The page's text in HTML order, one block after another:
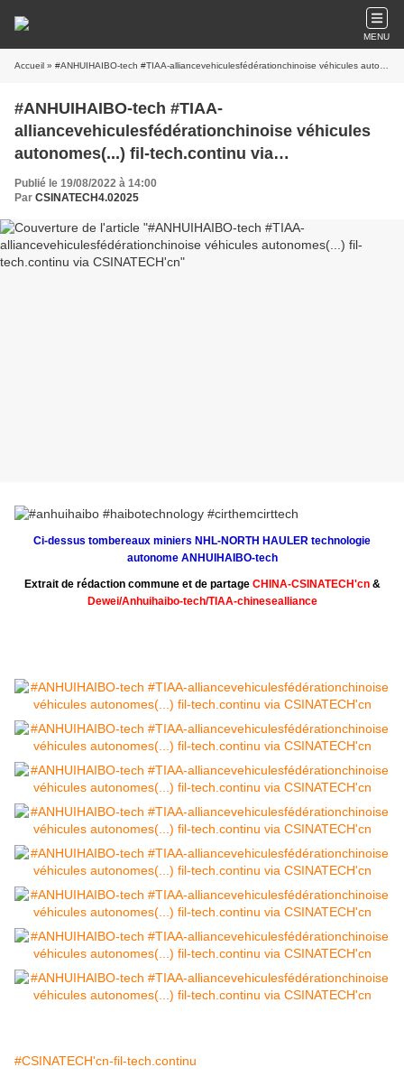
MENU
Accueil » #ANHUIHAIBO-tech #TIAA-alliancevehiculesfédérationchinoise véhicules autonomes(...) fil-tech.continu via CSINATECH'cn
#ANHUIHAIBO-tech #TIAA-
alliancevehiculesfédérationchinoise véhicules
autonomes(...) fil-tech.continu via
CSINATECH'cn
Publié le 19/08/2022 à 14:00
Par CSINATECH4.02025
Ci-dessus tombereaux miniers NHL-NORTH HAULER technologie
autonome ANHUIHAIBO-tech
Extrait de rédaction commune et de partage CHINA-CSINATECH'cn&
Dewei/Anhuihaibo-tech/TIAA-chinesealliance
#CSINATECH'cn-fil-tech.continu